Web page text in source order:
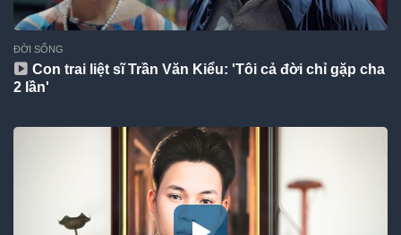
ĐỜI SỐNG
Con trai liệt sĩ Trần Văn Kiểu: 'Tôi cả đời chỉ gặp cha
2 lần'